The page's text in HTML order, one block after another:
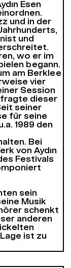
Esen
und in der
und
wo er im
begann.
am Berklee
vier
Session
fragte dieser
seiner
für seine
1989 den
Bei
von Aydın
Festivals
sein
Musik
schenkt
anderen
ist zu